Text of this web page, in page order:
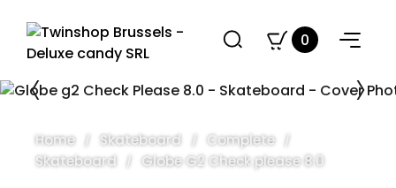
0
Home Skateboard
Complete
Skateboard
Globe G2 Check please 8.0